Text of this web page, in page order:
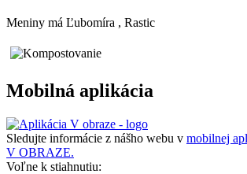
Meniny má Ľubomíra , Rastic
Mobilná aplikácia
Sledujte informácie z nášho webu v mobilnej
V OBRAZE.
Voľne k stiahnutiu: